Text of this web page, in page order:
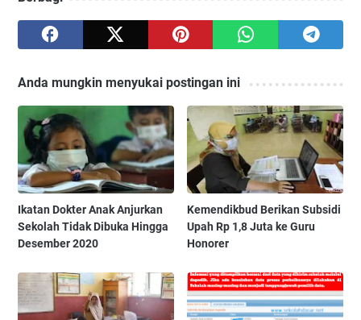
Anda mungkin menyukai postingan ini
Ikatan Dokter Anak Anjurkan
Sekolah Tidak Dibuka Hingga
Desember 2020
Kemendikbud Berikan Subsidi
Upah Rp 1,8 Juta ke Guru
Honorer